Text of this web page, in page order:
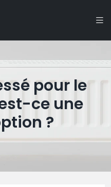
pour le
ce une
?